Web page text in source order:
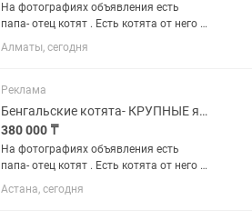
На фотографиях объявления есть
папа- отец котят . Есть котята от него ,
бенгальские. Розетка на золоте,
крупненькие. Папа большой, носитель
родителей и котят по...
Алматы, сегодня
Реклама
Бенгальские котята- КРУПНЫЕ яркие, Золото
380 000 ₸
На фотографиях объявления есть
папа- отец котят . Есть котята от него ,
бенгальские. Розетка на золоте,
крупненькие. Папа большой, носитель
Астана, сегодня